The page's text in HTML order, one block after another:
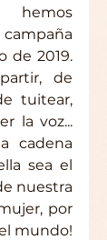
hemos
de 2019.
de
tuitear,
la voz...
cadena
sea el
nuestra
por
mundo!